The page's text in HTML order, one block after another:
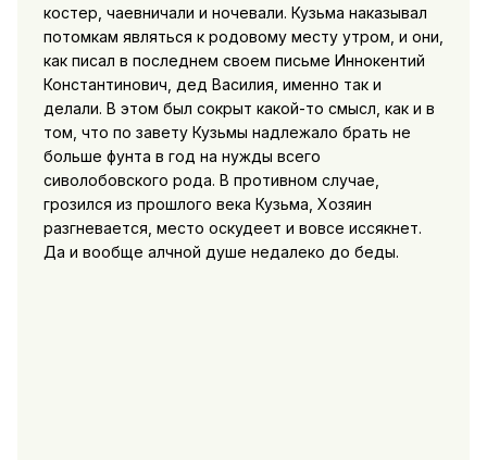
костер, чаевничали и ночевали. Кузьма наказывал
потомкам являться к родовому месту утром, и они,
как писал в последнем своем письме Иннокентий
Константинович, дед Василия, именно так и
делали. В этом был сокрыт какой-то смысл, как и в
том, что по завету Кузьмы надлежало брать не
больше фунта в год на нужды всего
сиволобовского рода. В противном случае,
грозился из прошлого века Кузьма, Хозяин
разгневается, место оскудеет и вовсе иссякнет.
Да и вообще алчной душе недалеко до беды.